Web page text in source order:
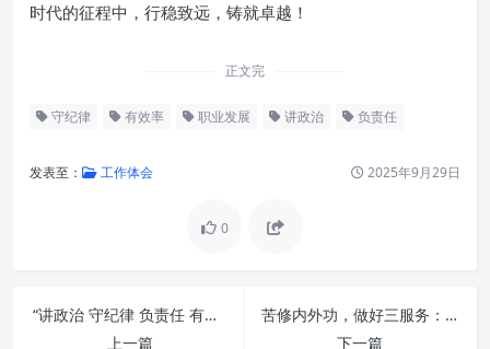
时代的征程中，行稳致远，铸就卓越！
正文完
守纪律 有效率 职业发展 讲政治 负责任
发表至： 工作体会 2025年9月29日
0
“讲政治 守纪律 负责任 有效率”：新时代个人与组织成功的核心密码
上一篇
苦修内外功，做好三服务：新时代办公室工作的智慧与担当
下一篇
守纪律：筑牢底线，规范行为的